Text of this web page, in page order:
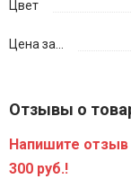
Цвет
Цена за...
Отзывы о
Напишите отзыв
300 руб.!